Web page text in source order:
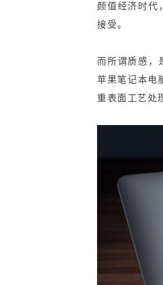
颜值经济时代
接受。
而所谓质感，
苹果笔记本电
重表面工艺处